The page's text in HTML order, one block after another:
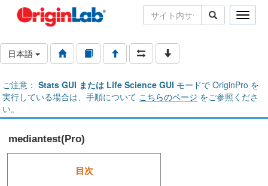
Toggle
日本語
ご注意： Stats GUI または Life Science GUI モードで OriginPro を
実行している場合は、手順について こちらのページ をご参照くださ
い。
mediantest(Pro)
目次